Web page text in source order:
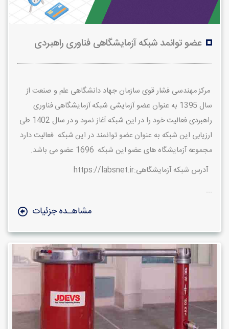
عضو توانمد شبکه آزمایشگاهی فناوری راهبردی
مرکز مهندسی فشار قوی سازمان جهاد دانشگاهی علم و صنعت از
سال 1395 به عنوان عضو آزمایشی شبکه آزمایشگاهی فناوری
راهبردی فعالیت خود را در این شبکه آغاز نمود و در سال 1402 طی
ارزیابی این شبکه به عنوان عضو توانمند در این شبکه فعالیت دارد
مجموعه آزمایشگاه های عضو این شبکه 1696 عضو می باشد.
آدرس شبکه آزمایشگاهی:https://labsnet.ir
...
مشاهـده جزئیات